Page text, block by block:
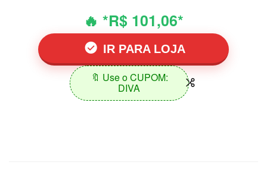
🔥 *R$ 101,06*
IR PARA LOJA
🔖 Use o CUPOM:
DIVA